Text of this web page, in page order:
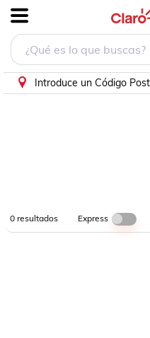
Introduce un Código
0resultados Express
PorPor
Por